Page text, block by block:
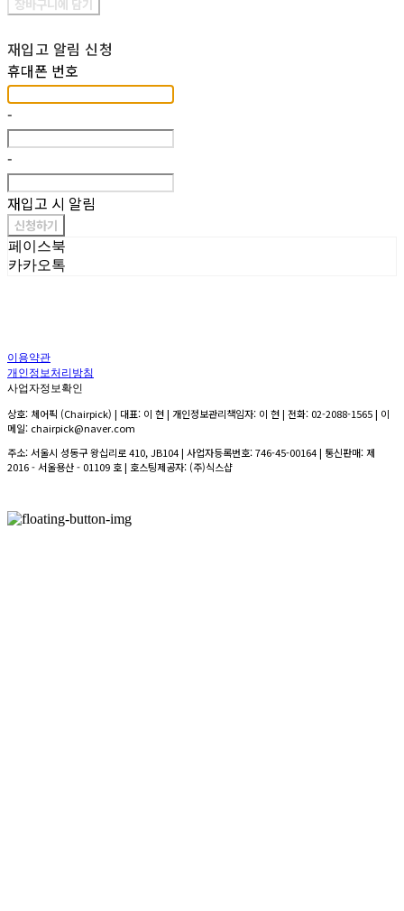
장바구니에 담기
재입고 알림 신청
휴대폰 번호
-
-
재입고 시 알림
신청하기
페이스북
카카오톡
이용약관
개인정보처리방침
사업자정보확인
상호: 체어픽 (Chairpick) | 대표: 이 현 | 개인정보관리책임자: 이 현 | 전화: 02-2088-1565 | 이
메일: chairpick@naver.com
주소: 서울시 성동구 왕십리로 410, JB104 | 사업자등록번호:746-45-00164| 통신판매:제
2016 - 서울용산 - 01109 호| 호스팅제공자: (주)식스샵